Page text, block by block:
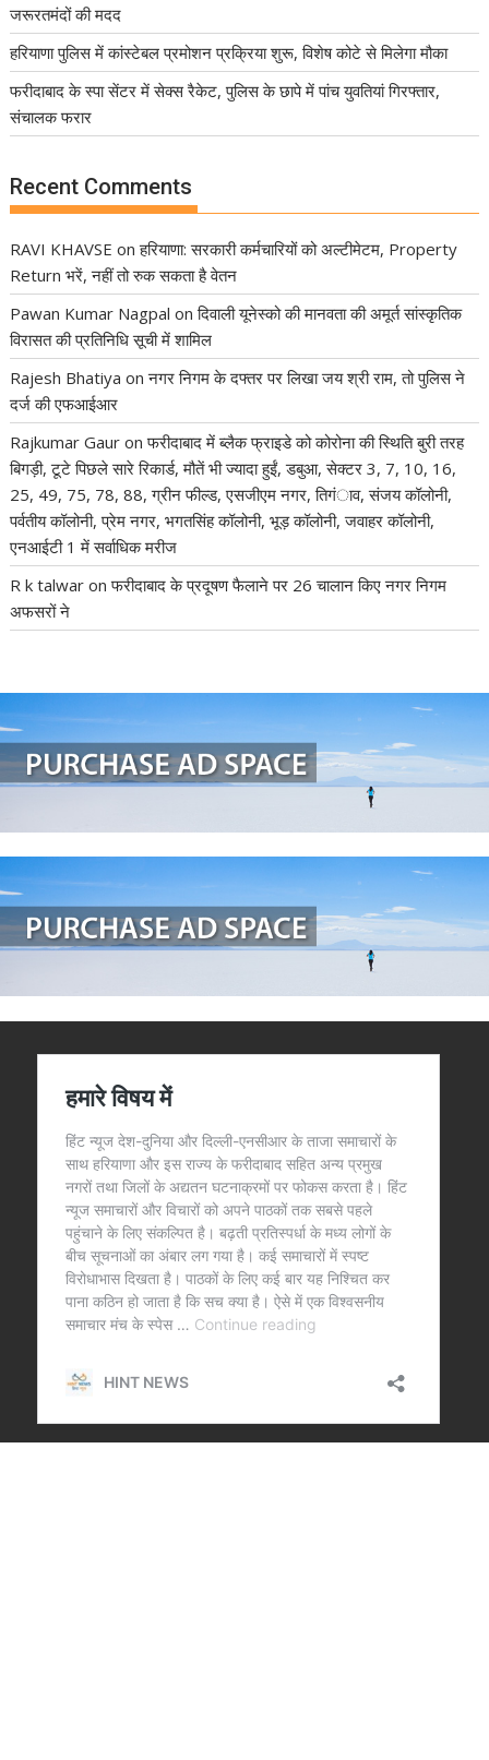
जरूरतमंदों की मदद
हरियाणा पुलिस में कांस्टेबल प्रमोशन प्रक्रिया शुरू, विशेष कोटे से मिलेगा मौका
फरीदाबाद के स्पा सेंटर में सेक्स रैकेट, पुलिस के छापे में पांच युवतियां गिरफ्तार,
संचालक फरार
Recent Comments
RAVI KHAVSE onहरियाणा: सरकारी कर्मचारियों को अल्टीमेटम, Property
Return भरें, नहीं तो रुक सकता है वेतन
Pawan Kumar Nagpal onदिवाली यूनेस्को की मानवता की अमूर्त सांस्कृतिक
विरासत की प्रतिनिधि सूची में शामिल
Rajesh Bhatiya onनगर निगम के दफ्तर पर लिखा जय श्री राम, तो पुलिस ने
दर्ज की एफआईआर
Rajkumar Gaur onफरीदाबाद में ब्लैक फ्राइडे को कोरोना की स्थिति बुरी तरह
बिगड़ी, टूटे पिछले सारे रिकार्ड, मौतें भी ज्यादा हुईं, डबुआ, सेक्टर 3, 7, 10, 16,
25, 49, 75, 78, 88, ग्रीन फील्ड, एसजीएम नगर, तिगंाव, संजय कॉलोनी,
पर्वतीय कॉलोनी, प्रेम नगर, भगतसिंह कॉलोनी, भूड़ कॉलोनी, जवाहर कॉलोनी,
एनआईटी 1 में सर्वाधिक मरीज
R k talwar onफरीदाबाद के प्रदूषण फैलाने पर 26 चालान किए नगर निगम
अफसरों ने